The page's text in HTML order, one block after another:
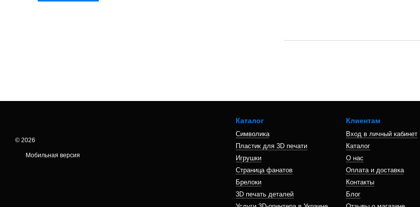
© 2026
Мобильная версия
Каталог
Символика
Пластик для 3D печати
Игрушки
Страница фанатов
Брелоки
3D печать деталей
Клиентам
Вход в личный кабинет
Каталог
О нас
Оплата и доставка
Контакты
Блог